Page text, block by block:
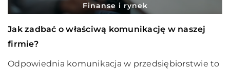
Finanse i rynek
Jak zadbać o właściwą komunikację w naszej
firmie?
Odpowiednia komunikacja w przedsiębiorstwie to